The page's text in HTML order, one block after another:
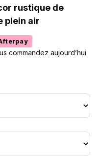
rustique de
plein air
commandez aujourd’hui